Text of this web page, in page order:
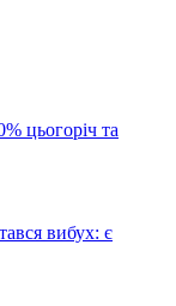
цьогоріч та
вибух: є